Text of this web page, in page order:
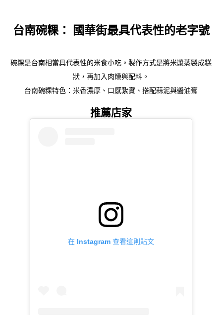
台南碗粿： 國華街最具代表性的老字號
碗粿是台南相當具代表性的米食小吃。 製作方式是將米漿蒸製成糕
狀，再加入肉燥與配料。
台南碗粿特色： 米香濃厚、 口感紮實、 搭配蒜泥與醬油膏
推薦店家
在 Instagram 查看這則貼文